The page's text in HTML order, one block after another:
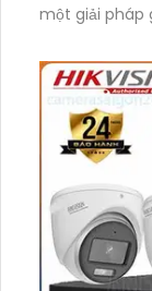
một giải pháp
thiết kế
năng chống
tiết khắc
Với độ phân
tuyệt đối và
Bạn có thể
điện thoại di
và an ninh